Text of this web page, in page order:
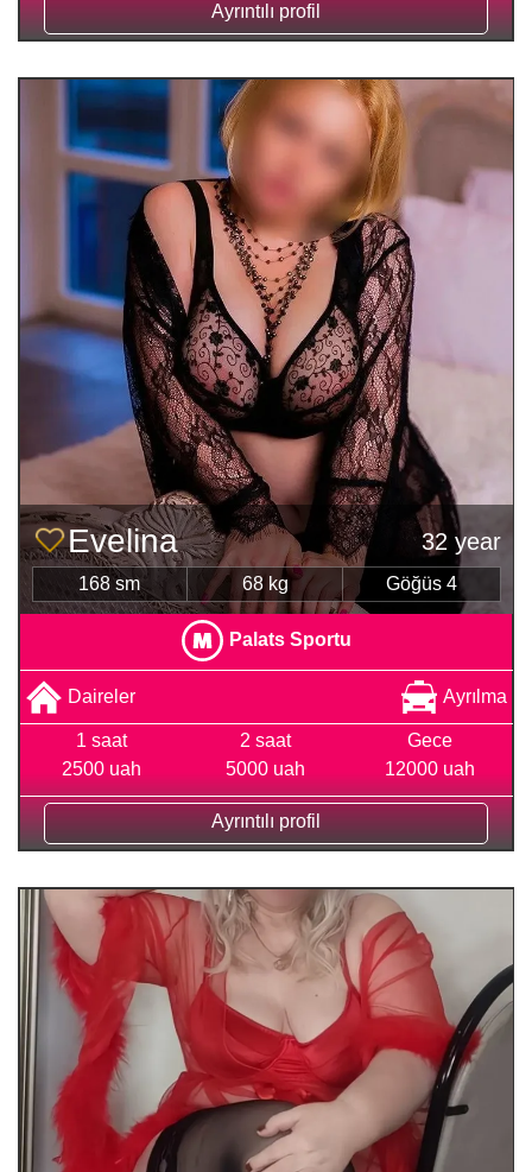
Ayrıntılı profil
Evelina 32 year
168 sm 68 kg Göğüs 4
Palats Sportu
Daireler Ayrılma
1 saat
2500 uah
2 saat
5000 uah
Gece
12000 uah
Ayrıntılı profil